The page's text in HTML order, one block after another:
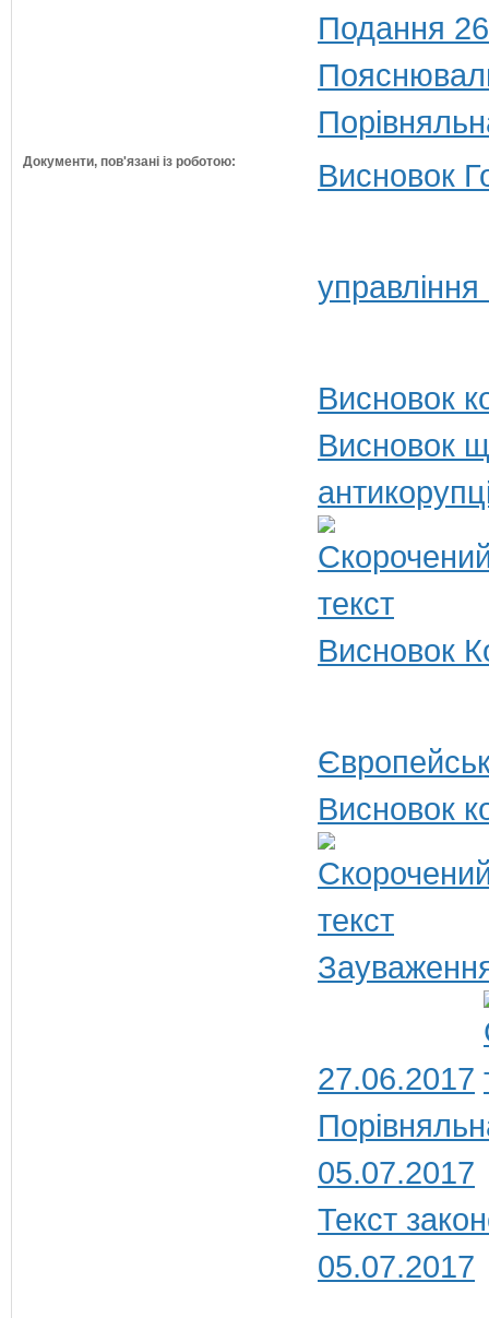
Подання
Документи, пов'язані із роботою: Висновок
Висновок
Висновок
Висновок
Висновок
27.06.2017
05.07.2017
Текст
05.07.2017